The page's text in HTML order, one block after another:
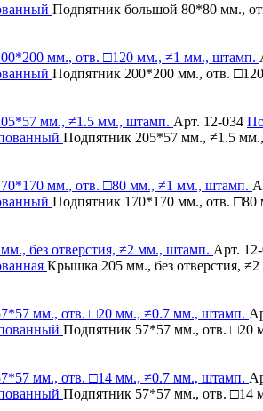
Подпятник большой 80*80 мм.,
Подпятник 200*200 мм., отв.
Арт. 12-034
Подпятник 205*57 мм., ≠1.5
Подпятник 170*170 мм., отв.
Арт.
Крышка 205 мм., без отверстия,
Подпятник 57*57 мм., отв. □20
Подпятник 57*57 мм., отв. □14